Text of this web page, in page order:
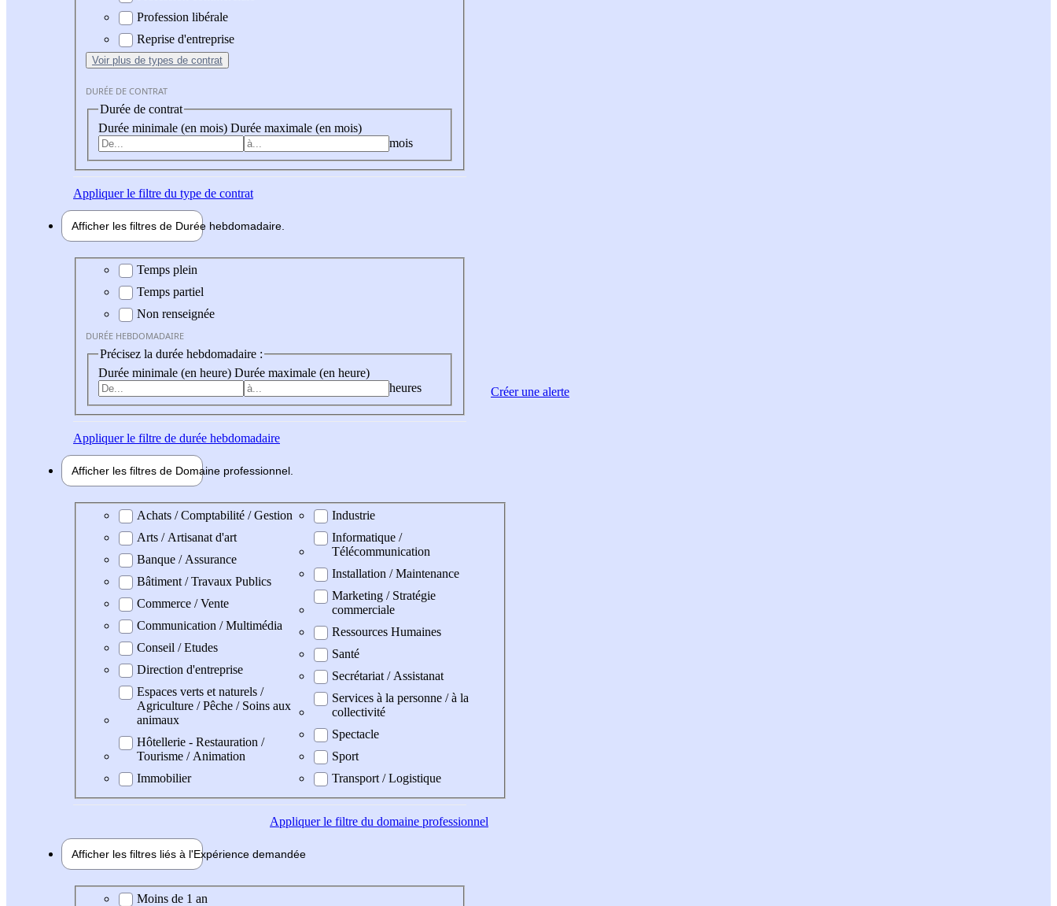
Profession libérale
Reprise d'entreprise
Voir plus de types de contrat
DURÉE DE CONTRAT
Durée de contrat
Durée minimale (en mois) Durée maximale (en mois)
mois
Appliquerle filtre du type de contrat
Afficher les filtres de Durée hebdomadaire
Durée hebdomadaire
Temps plein
Temps partiel
Non renseignée
DURÉE HEBDOMADAIRE
Précisez la durée hebdomadaire :
Durée minimale (en heure) Durée maximale (en heure)
heures
Appliquerle filtre de durée hebdomadaire
Afficher les filtres de Domaine professionnel
Domaine professionel
Achats / Comptabilité / Gestion
Arts / Artisanat d'art
Banque / Assurance
Bâtiment / Travaux Publics
Commerce / Vente
Communication / Multimédia
Conseil / Etudes
Direction d'entreprise
Espaces verts et naturels /
Agriculture / Pêche / Soins aux
animaux
Hôtellerie - Restauration /
Tourisme / Animation
Immobilier
Industrie
Informatique /
Télécommunication
Installation / Maintenance
Marketing / Stratégie
commerciale
Ressources Humaines
Santé
Secrétariat / Assistanat
Services à la personne / à la
collectivité
Spectacle
Sport
Transport / Logistique
Appliquerle filtre du domaine professionnel
Afficher les filtres liés à l'Expérience demandée
Expérience demandée
Moins de 1 an
Créer une alerte